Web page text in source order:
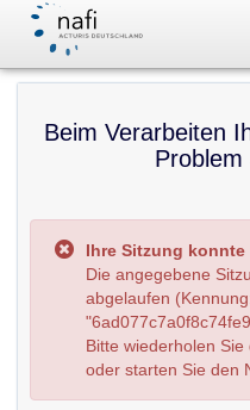
Beim Verarbeiten
Ihre Sitzung
Die angegebene
abgelaufen
Bitte wiederholen
oder starten Sie den